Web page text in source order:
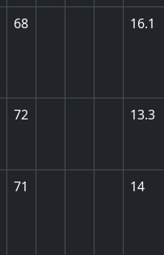
68 16.1
72 13.3
71 14